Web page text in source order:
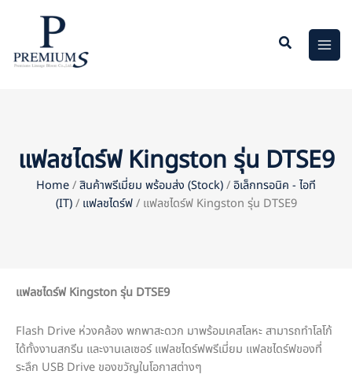
แฟลชไดร์ฟ Kingston รุ่น DTSE9
Home/สินค้าพรีเมี่ยม พร้อมส่ง (Stock)/อิเล็กทรอนิค - ไอที
(IT)/ แฟลชไดร์ฟ/ แฟลชไดร์ฟ Kingston รุ่น DTSE9
แฟลชไดร์ฟ Kingston รุ่น DTSE9
Flash Drive ห่วงคล้อง พกพาสะดวก มาพร้อมเคสโลหะ สามารถทำโลโก้
ได้ทั้งงานสกรีน และงานเลเซอร์ แฟลชไดร์ฟพรีเมี่ยม แฟลชไดร์ฟของที่
ระลึก USB Drive ของขวัญในโอกาสต่างๆ